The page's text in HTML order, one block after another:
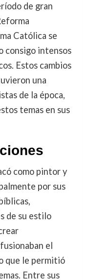
de gran
Católica se
consigo intensos
Estos cambios
una
de la época,
temas en sus
como pintor y
por sus
de su estilo
el
que le permitió
Entre sus